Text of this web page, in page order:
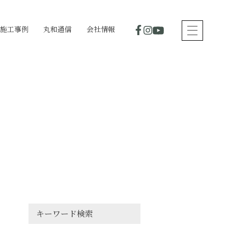
施工事例 丸和通信 会社情報
キーワード検索